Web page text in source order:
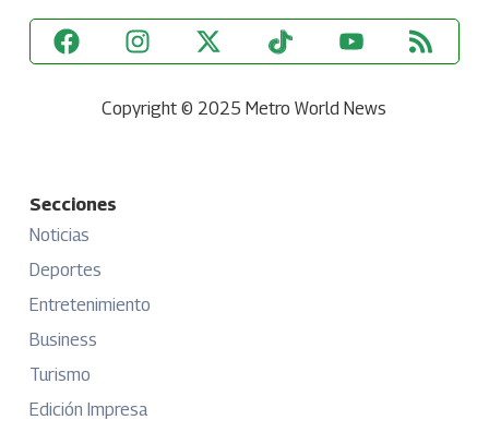
Copyright © 2025 Metro World News
Secciones
Noticias
Deportes
Entretenimiento
Business
Turismo
Edición Impresa